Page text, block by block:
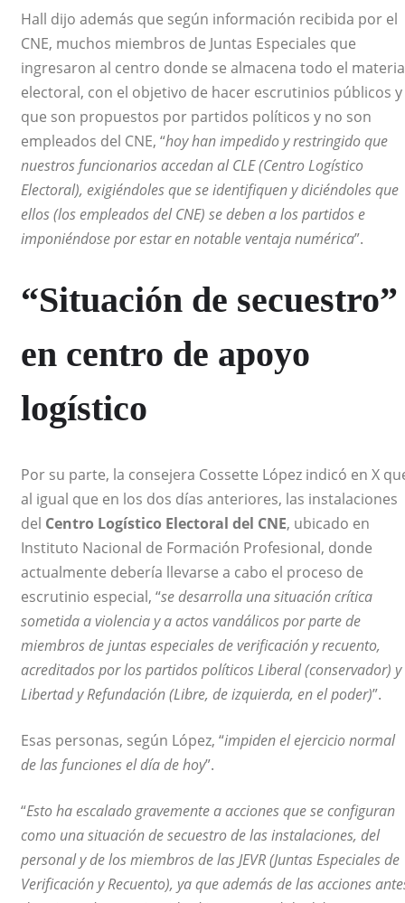
Hall dijo además que según información recibida por el
CNE, muchos miembros de Juntas Especiales que
ingresaron al centro donde se almacena todo el
electoral, con el objetivo de hacer escrutinios públicos y
que son propuestos por partidos políticos y no son
empleados del CNE, “hoy han impedido y restringido que
nuestros funcionarios accedan al CLE (Centro Logístico
Electoral), exigiéndoles que se identifiquen y diciéndoles que
ellos (los empleados del CNE) se deben a los partidos e
imponiéndose por estar en notable ventaja numérica”.
“Situación de secuestro”
en centro de apoyo
logístico
Por su parte, la consejera Cossette López indicó en X
al igual que en los dos días anteriores, las instalaciones
del Centro Logístico Electoral del CNE, ubicado en
Instituto Nacional de Formación Profesional, donde
actualmente debería llevarse a cabo el proceso de
escrutinio especial, “se desarrolla una situación crítica
sometida a violencia y a actos vandálicos por parte de
miembros de juntas especiales de verificación y recuento,
acreditados por los partidos políticos Liberal (conservador) y
Libertad y Refundación (Libre, de izquierda, en el poder)”.
Esas personas, según López, “impiden el ejercicio normal
de las funciones el día de hoy”.
“Esto ha escalado gravemente a acciones que se configuran
como una situación de secuestro de las instalaciones, del
personal y de los miembros de las JEVR (Juntas Especiales de
Verificación y Recuento), ya que además de las acciones